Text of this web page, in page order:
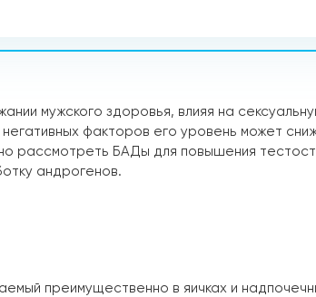
мужского здоровья, влияя на
факторов его уровень может
рассмотреть БАДы для повышения
андрогенов.
преимущественно в яичках и